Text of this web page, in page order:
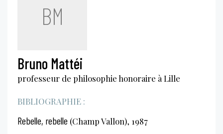
BM
Bruno Mattéi
professeur de philosophie honoraire à Lille
BIBLIOGRAPHIE :
Rebelle, rebelle (Champ Vallon), 1987